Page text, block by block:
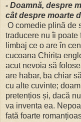
- Doamnă, despre
cât despre moarte
O comedie plină de
traducere nu îi poate
limbaj ce o are în
cucoana Chirița
acut nevoia să
are habar, ba chiar
cu alte cuvinte;
pretențios și, dacă
va inventa ea.
fată foarte